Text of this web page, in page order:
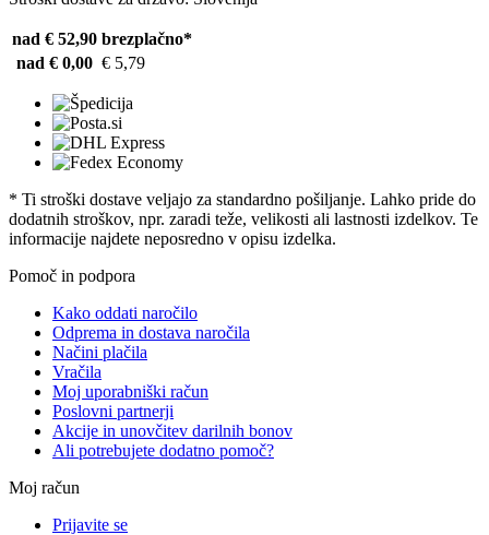
nad € 52,90 brezplačno*
nad € 0,00 € 5,79
* Ti stroški dostave veljajo za standardno pošiljanje. Lahko pride do
dodatnih stroškov, npr. zaradi teže, velikosti ali lastnosti izdelkov. Te
informacije najdete neposredno v opisu izdelka.
Pomoč in podpora
Kako oddati naročilo
Odprema in dostava naročila
Načini plačila
Vračila
Moj uporabniški račun
Poslovni partnerji
Akcije in unovčitev darilnih bonov
Ali potrebujete dodatno pomoč?
Moj račun
Prijavite se